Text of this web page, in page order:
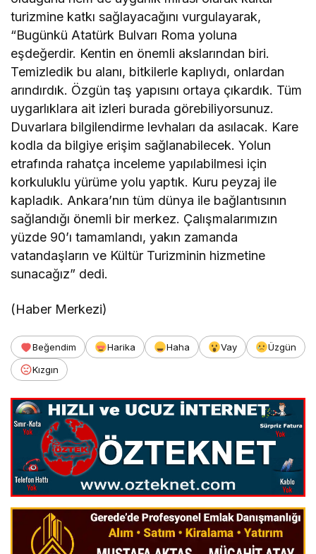
turizmine katkı sağlayacağını vurgulayarak,
“Bugünkü Atatürk Bulvarı Roma yoluna
eşdeğerdir. Kentin en önemli akslarından biri.
Temizledik bu alanı, bitkilerle kaplıydı, onlardan
arındırdık. Özgün taş yapısını ortaya çıkardık. Tüm
uygarlıklara ait izleri burada görebiliyorsunuz.
Duvarlara bilgilendirme levhaları da asılacak. Kare
kodla da bilgiye erişim sağlanabilecek. Yolun
etrafında rahatça inceleme yapılabilmesi için
korkuluklu yürüme yolu yaptık. Kuru peyzaj ile
kapladık. Ankara’nın tüm dünya ile bağlantısının
sağlandığı önemli bir merkez. Çalışmalarımızın
yüzde 90’ı tamamlandı, yakın zamanda
vatandaşların ve Kültür Turizminin hizmetine
sunacağız” dedi.
(Haber Merkezi)
Beğendim Harika Haha Vay
Üzgün
Kızgın